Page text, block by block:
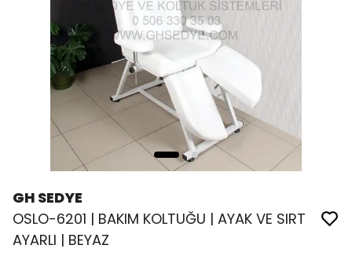
GH SEDYE
OSLO-6201 | BAKIM KOLTUĞU | AYAK VE SIRT
AYARLI | BEYAZ